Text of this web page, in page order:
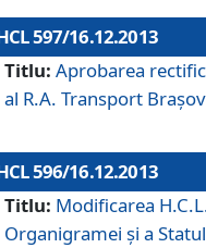
597/16.12.2013
Titlu: Aprobarea
al R.A. Transport
596/16.12.2013
Titlu: Modificarea
Organigramei şi a